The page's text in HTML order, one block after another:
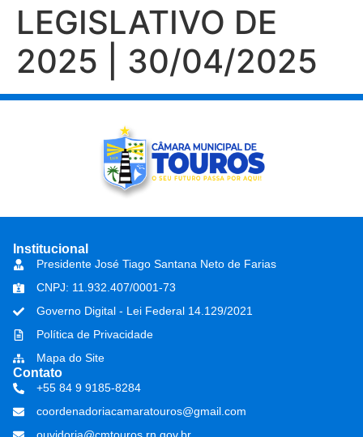
LEGISLATIVO DE
2025 | 30/04/2025
Institucional
Presidente José Tiago Santana Neto de Farias
CNPJ: 11.932.407/0001-73
Governo Digital - Lei Federal 14.129/2021
Política de Privacidade
Mapa do Site
Contato
+55 84 9 9185-8284
coordenadoriacamaratouros@gmail.com